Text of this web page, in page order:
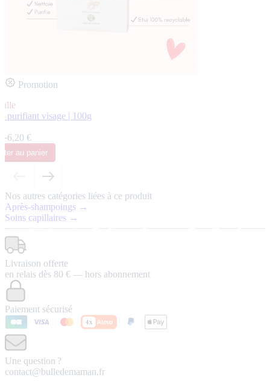
Promotion
purifiant visage | 100g
€6,20 €
au panier
Nos autres catégories liées à ce produit
Après-shampoings →
Soins capillaires →
Livraison offerte
en relais dès 80 € — hors abonnement
Paiement sécurisé
Une question ?
contact@bulledemaman.fr